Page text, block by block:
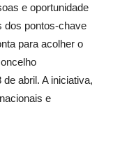
e oportunidade
dos pontos-chave
para acolher o
abril. A iniciativa,
e